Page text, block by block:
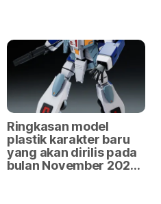
Ringkasan model
plastik karakter baru
yang akan dirilis pada
bulan November 202…